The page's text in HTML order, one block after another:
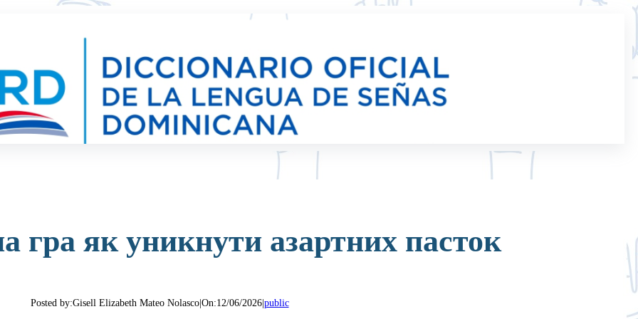
гра як уникнути азартних пасток
Posted by:Gisell Elizabeth Mateo Nolasco| On:12/06/2026| public